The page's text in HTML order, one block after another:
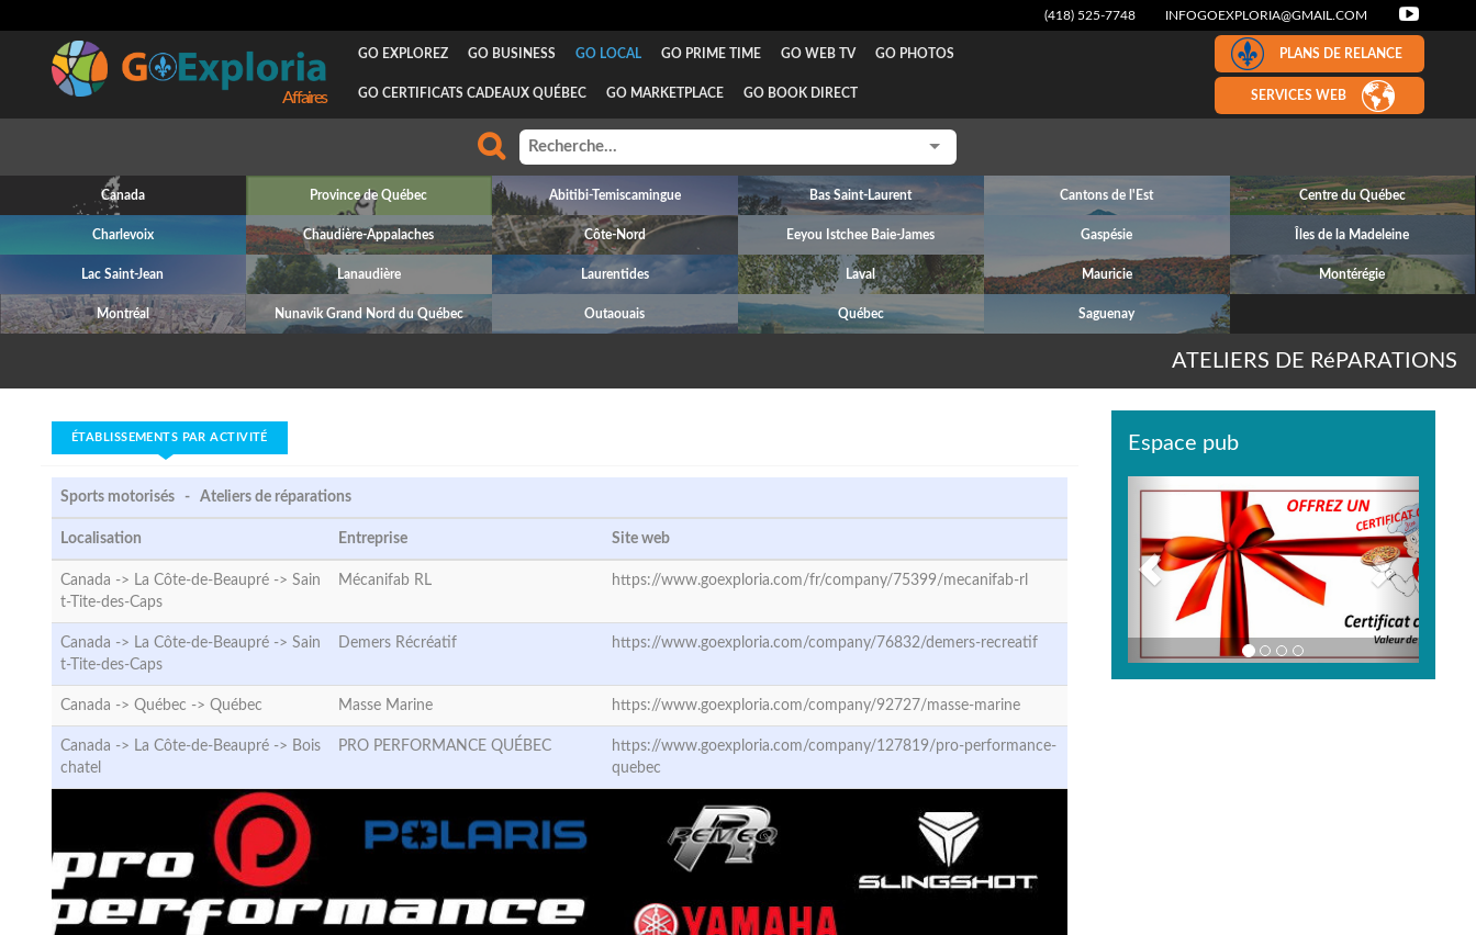
(418) 525-7748 INFOGOEXPLORIA@GMAIL.COM
Attraits
GO EXPLOREZ GO BUSINESS GO LOCAL GO PRIME TIME GO WEB TV GO PHOTOS
GO CERTIFICATS CADEAUX QUÉBEC GO MARKETPLACE GO BOOK DIRECT
PLANS DE RELANCE
SERVICES WEB
Canada Province de Québec Abitibi-Temiscamingue Bas Saint-Laurent Cantons de l'Est Centre du Québec
Charlevoix Chaudière-Appalaches Côte-Nord Eeyou Istchee Baie-James Gaspésie Îles de la Madeleine
Lac Saint-Jean Lanaudière Laurentides Laval Mauricie Montérégie
Montréal Nunavik Grand Nord du Québec Outaouais Québec Saguenay
ATELIERS DE RéPARATIONS
ÉTABLISSEMENTS PAR ACTIVITÉ
Sports motorisés - Ateliers de réparations
Localisation Entreprise Site web
Canada -> La Côte-de-Beaupré -> Sain
t-Tite-des-Caps
Mécanifab RL https://www.goexploria.com/fr/company/75399/mecanifab-rl
Canada -> La Côte-de-Beaupré -> Sain
t-Tite-des-Caps
Demers Récréatif https://www.goexploria.com/company/76832/demers-recreatif
Canada -> Québec -> Québec Masse Marine https://www.goexploria.com/company/92727/masse-marine
Canada -> La Côte-de-Beaupré -> Bois
chatel
PRO PERFORMANCE QUÉBEC
https://www.goexploria.com/company/127819/pro-performance-
quebec
Espace pub
Previous
Next